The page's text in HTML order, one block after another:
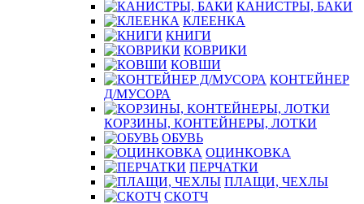
КАНИСТРЫ, БАКИ
КЛЕЕНКА
КНИГИ
КОВРИКИ
КОВШИ
КОНТЕЙНЕР
Д/МУСОРА
КОРЗИНЫ, КОНТЕЙНЕРЫ, ЛОТКИ
ОБУВЬ
ОЦИНКОВКА
ПЕРЧАТКИ
ПЛАЩИ, ЧЕХЛЫ
СКОТЧ